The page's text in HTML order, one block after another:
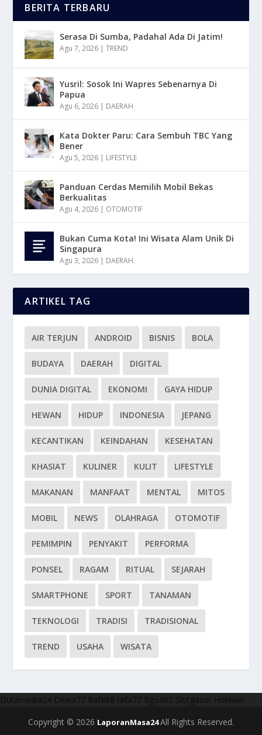
BERITA TERBARU
Serasa Di Sumba, Padahal Ada Di Jatim!
Agu 7, 2026 |TREND
Yusril: Sosok Ini Wapres Sebenarnya Di
Papua
Agu 6, 2026 | DAERAH
Kata Dokter Paru: Cara Sembuh TBC Yang
Bener
Agu 5, 2026 | LIFESTYLE
Panduan Cerdas Memilih Mobil Bekas
Berkualitas
Agu 4, 2026 | OTOMOTIF
Bukan Cuma Kota! Ini Wisata Alam Unik Di
Singapura
Agu 3, 2026 | DAERAH
ARTIKEL TAG
AIR TERJUN ANDROID BISNIS BOLA
BUDAYA DAERAH DIGITAL
DUNIA DIGITAL EKONOMI GAYA HIDUP
HEWAN HIDUP INDONESIA JEPANG
KECANTIKAN KEINDAHAN KESEHATAN
KHASIAT KULINER KULIT LIFESTYLE
MAKANAN MANFAAT MENTAL MITOS
MOBIL NEWS OLAHRAGA OTOMOTIF
PEMIMPIN PENYAKIT PERFORMA
PONSEL RAGAM RITUAL SEJARAH
SMARTPHONE SPORT TANAMAN
TEKNOLOGI TRADISI TRADISIONAL
TREND USAHA WISATA
Dutamedia24 Dewa77 Rafa88 rafa77 Rgo365 Slotgacor Hokiwin
Copyright © 2026 LaporanMasa24All Rights Reserved.